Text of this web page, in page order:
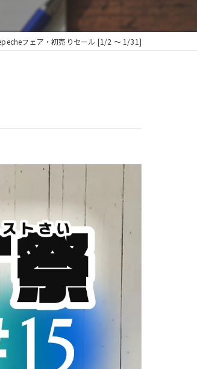
フェア・初売りセール [1/2 〜 1/31]